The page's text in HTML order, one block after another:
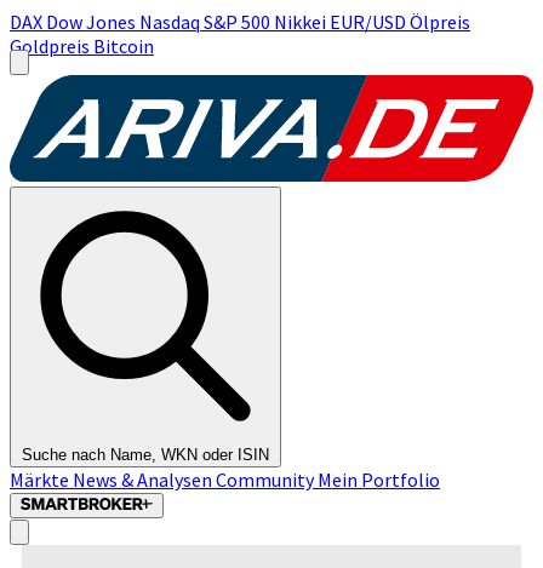
DAX Dow Jones Nasdaq S&P 500 Nikkei EUR/USD Ölpreis
Goldpreis Bitcoin
Suche nach Name, WKN oder ISIN
Märkte News & Analysen CommunityMein Portfolio